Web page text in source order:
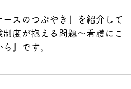
スのつぶやき」を紹介して
度が抱える問題～看護にこ
』です。